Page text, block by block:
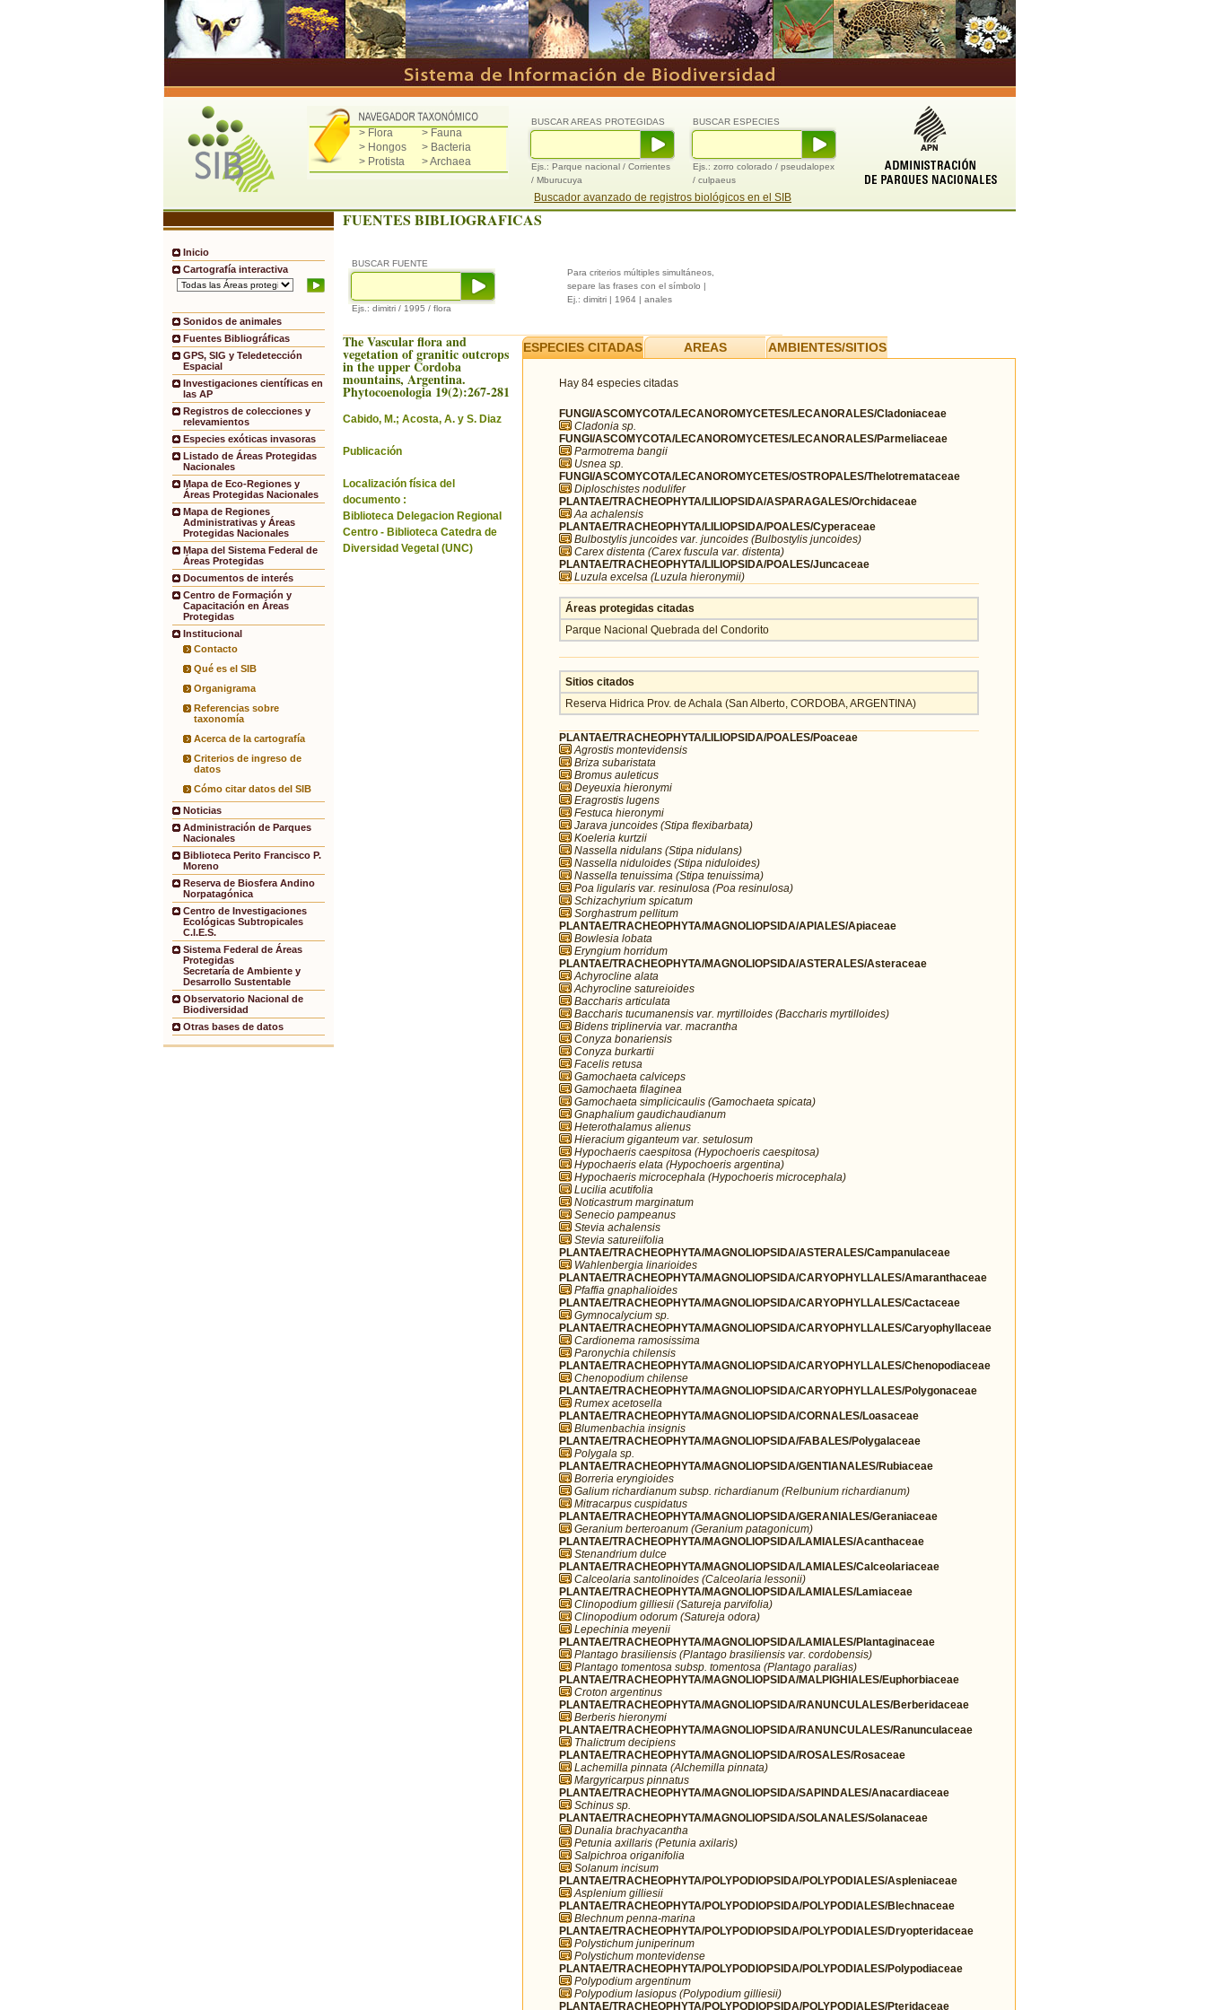
> Flora
> Fauna
> Hongos
> Bacteria
> Protista
> Archaea
BUSCAR ESPECIES
Ejs.: zorro colorado / pseudalopex
/ culpaeus
BUSCAR AREAS PROTEGIDAS
Ejs.: Parque nacional / Corrientes
/ Mburucuya
Buscador avanzado de registros biológicos en el SIB
Inicio
Cartografía interactiva
Sonidos de animales
Fuentes Bibliográficas
GPS, SIG y Teledetección
Espacial
Investigaciones científicas en
las AP
Registros de colecciones y
relevamientos
Especies exóticas invasoras
Listado de Áreas Protegidas
Nacionales
Mapa de Eco-Regiones y
Áreas Protegidas Nacionales
Mapa de Regiones
Administrativas y Áreas
Protegidas Nacionales
Mapa del Sistema Federal de
Áreas Protegidas
Documentos de interés
Centro de Formación y
Capacitación en Áreas
Protegidas
Institucional
Contacto
Qué es el SIB
Organigrama
Referencias sobre
taxonomía
Acerca de la cartografía
Criterios de ingreso de
datos
Cómo citar datos del SIB
Noticias
Administración de Parques
Nacionales
Biblioteca Perito Francisco P.
Moreno
Reserva de Biosfera Andino
Norpatagónica
Centro de Investigaciones
Ecológicas Subtropicales
C.I.E.S.
Sistema Federal de Áreas
Protegidas
Secretaría de Ambiente y
Desarrollo Sustentable
Observatorio Nacional de
Biodiversidad
Otras bases de datos
FUENTES BIBLIOGRAFICAS
BUSCAR FUENTE
Ejs.: dimitri / 1995 / flora
Para criterios múltiples simultáneos,
separe las frases con el símbolo |
Ej.: dimitri | 1964 | anales
The Vascular flora and
vegetation of granitic outcrops
in the upper Cordoba
mountains, Argentina.
Phytocoenologia 19(2):267-281
Cabido, M.; Acosta, A. y S. Diaz
Publicación
Localización física del
documento :
Biblioteca Delegacion Regional
Centro - Biblioteca Catedra de
Diversidad Vegetal (UNC)
ESPECIES CITADAS AREAS AMBIENTES/SITIOS
Hay 84 especies citadas
FUNGI/ASCOMYCOTA/LECANOROMYCETES/LECANORALES/Cladoniaceae
Cladonia sp.
FUNGI/ASCOMYCOTA/LECANOROMYCETES/LECANORALES/Parmeliaceae
Parmotrema bangii
Usnea sp.
FUNGI/ASCOMYCOTA/LECANOROMYCETES/OSTROPALES/Thelotremataceae
Diploschistes nodulifer
PLANTAE/TRACHEOPHYTA/LILIOPSIDA/ASPARAGALES/Orchidaceae
Aa achalensis
PLANTAE/TRACHEOPHYTA/LILIOPSIDA/POALES/Cyperaceae
Bulbostylis juncoides var. juncoides (Bulbostylis juncoides)
Carex distenta (Carex fuscula var. distenta)
PLANTAE/TRACHEOPHYTA/LILIOPSIDA/POALES/Juncaceae
Luzula excelsa (Luzula hieronymii)
Áreas protegidas citadas
Parque Nacional Quebrada del Condorito
Sitios citados
Reserva Hidrica Prov. de Achala (San Alberto, CORDOBA, ARGENTINA)
PLANTAE/TRACHEOPHYTA/LILIOPSIDA/POALES/Poaceae
Agrostis montevidensis
Briza subaristata
Bromus auleticus
Deyeuxia hieronymi
Eragrostis lugens
Festuca hieronymi
Jarava juncoides (Stipa flexibarbata)
Koeleria kurtzii
Nassella nidulans (Stipa nidulans)
Nassella niduloides (Stipa niduloides)
Nassella tenuissima (Stipa tenuissima)
Poa ligularis var. resinulosa (Poa resinulosa)
Schizachyrium spicatum
Sorghastrum pellitum
PLANTAE/TRACHEOPHYTA/MAGNOLIOPSIDA/APIALES/Apiaceae
Bowlesia lobata
Eryngium horridum
PLANTAE/TRACHEOPHYTA/MAGNOLIOPSIDA/ASTERALES/Asteraceae
Achyrocline alata
Achyrocline satureioides
Baccharis articulata
Baccharis tucumanensis var. myrtilloides (Baccharis myrtilloides)
Bidens triplinervia var. macrantha
Conyza bonariensis
Conyza burkartii
Facelis retusa
Gamochaeta calviceps
Gamochaeta filaginea
Gamochaeta simplicicaulis (Gamochaeta spicata)
Gnaphalium gaudichaudianum
Heterothalamus alienus
Hieracium giganteum var. setulosum
Hypochaeris caespitosa (Hypochoeris caespitosa)
Hypochaeris elata (Hypochoeris argentina)
Hypochaeris microcephala (Hypochoeris microcephala)
Lucilia acutifolia
Noticastrum marginatum
Senecio pampeanus
Stevia achalensis
Stevia satureiifolia
PLANTAE/TRACHEOPHYTA/MAGNOLIOPSIDA/ASTERALES/Campanulaceae
Wahlenbergia linarioides
PLANTAE/TRACHEOPHYTA/MAGNOLIOPSIDA/CARYOPHYLLALES/Amaranthaceae
Pfaffia gnaphalioides
PLANTAE/TRACHEOPHYTA/MAGNOLIOPSIDA/CARYOPHYLLALES/Cactaceae
Gymnocalycium sp.
PLANTAE/TRACHEOPHYTA/MAGNOLIOPSIDA/CARYOPHYLLALES/Caryophyllaceae
Cardionema ramosissima
Paronychia chilensis
PLANTAE/TRACHEOPHYTA/MAGNOLIOPSIDA/CARYOPHYLLALES/Chenopodiaceae
Chenopodium chilense
PLANTAE/TRACHEOPHYTA/MAGNOLIOPSIDA/CARYOPHYLLALES/Polygonaceae
Rumex acetosella
PLANTAE/TRACHEOPHYTA/MAGNOLIOPSIDA/CORNALES/Loasaceae
Blumenbachia insignis
PLANTAE/TRACHEOPHYTA/MAGNOLIOPSIDA/FABALES/Polygalaceae
Polygala sp.
PLANTAE/TRACHEOPHYTA/MAGNOLIOPSIDA/GENTIANALES/Rubiaceae
Borreria eryngioides
Galium richardianum subsp. richardianum (Relbunium richardianum)
Mitracarpus cuspidatus
PLANTAE/TRACHEOPHYTA/MAGNOLIOPSIDA/GERANIALES/Geraniaceae
Geranium berteroanum (Geranium patagonicum)
PLANTAE/TRACHEOPHYTA/MAGNOLIOPSIDA/LAMIALES/Acanthaceae
Stenandrium dulce
PLANTAE/TRACHEOPHYTA/MAGNOLIOPSIDA/LAMIALES/Calceolariaceae
Calceolaria santolinoides (Calceolaria lessonii)
PLANTAE/TRACHEOPHYTA/MAGNOLIOPSIDA/LAMIALES/Lamiaceae
Clinopodium gilliesii (Satureja parvifolia)
Clinopodium odorum (Satureja odora)
Lepechinia meyenii
PLANTAE/TRACHEOPHYTA/MAGNOLIOPSIDA/LAMIALES/Plantaginaceae
Plantago brasiliensis (Plantago brasiliensis var. cordobensis)
Plantago tomentosa subsp. tomentosa (Plantago paralias)
PLANTAE/TRACHEOPHYTA/MAGNOLIOPSIDA/MALPIGHIALES/Euphorbiaceae
Croton argentinus
PLANTAE/TRACHEOPHYTA/MAGNOLIOPSIDA/RANUNCULALES/Berberidaceae
Berberis hieronymi
PLANTAE/TRACHEOPHYTA/MAGNOLIOPSIDA/RANUNCULALES/Ranunculaceae
Thalictrum decipiens
PLANTAE/TRACHEOPHYTA/MAGNOLIOPSIDA/ROSALES/Rosaceae
Lachemilla pinnata (Alchemilla pinnata)
Margyricarpus pinnatus
PLANTAE/TRACHEOPHYTA/MAGNOLIOPSIDA/SAPINDALES/Anacardiaceae
Schinus sp.
PLANTAE/TRACHEOPHYTA/MAGNOLIOPSIDA/SOLANALES/Solanaceae
Dunalia brachyacantha
Petunia axillaris (Petunia axilaris)
Salpichroa origanifolia
Solanum incisum
PLANTAE/TRACHEOPHYTA/POLYPODIOPSIDA/POLYPODIALES/Aspleniaceae
Asplenium gilliesii
PLANTAE/TRACHEOPHYTA/POLYPODIOPSIDA/POLYPODIALES/Blechnaceae
Blechnum penna-marina
PLANTAE/TRACHEOPHYTA/POLYPODIOPSIDA/POLYPODIALES/Dryopteridaceae
Polystichum juniperinum
Polystichum montevidense
PLANTAE/TRACHEOPHYTA/POLYPODIOPSIDA/POLYPODIALES/Polypodiaceae
Polypodium argentinum
Polypodium lasiopus (Polypodium gilliesii)
PLANTAE/TRACHEOPHYTA/POLYPODIOPSIDA/POLYPODIALES/Pteridaceae